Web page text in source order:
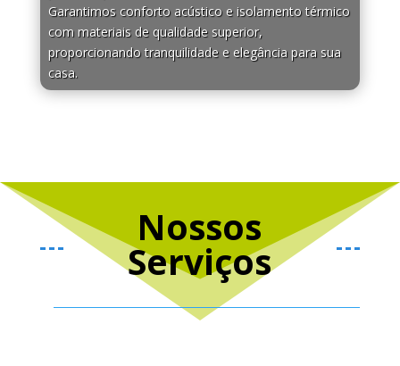
Garantimos conforto acústico e isolamento térmico
com materiais de qualidade superior,
proporcionando tranquilidade e elegância para sua
casa.
Nossos
Serviços